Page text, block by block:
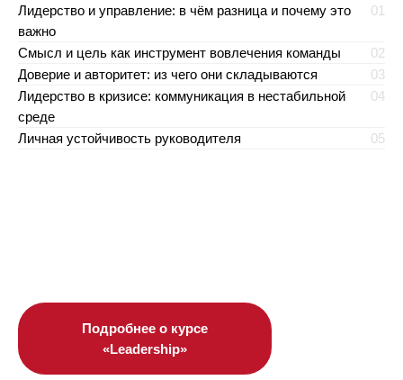
Лидерство и управление: в чём разница и почему это
важно
01
Смысл и цель как инструмент вовлечения команды
02
Доверие и авторитет: из чего они складываются
03
Лидерство в кризисе: коммуникация в нестабильной
среде
04
Личная устойчивость руководителя 05
Подробнее о курсе
«Leadership»